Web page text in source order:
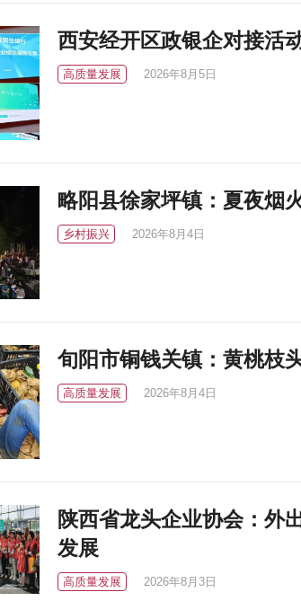
西安经开区政银企对接活
高质量发展 2026年8月5日
略阳县徐家坪镇：夏夜烟
乡村振兴 2026年8月4日
旬阳市铜钱关镇：黄桃枝
高质量发展 2026年8月4日
陕西省龙头企业协会：外
发展
高质量发展 2026年8月3日